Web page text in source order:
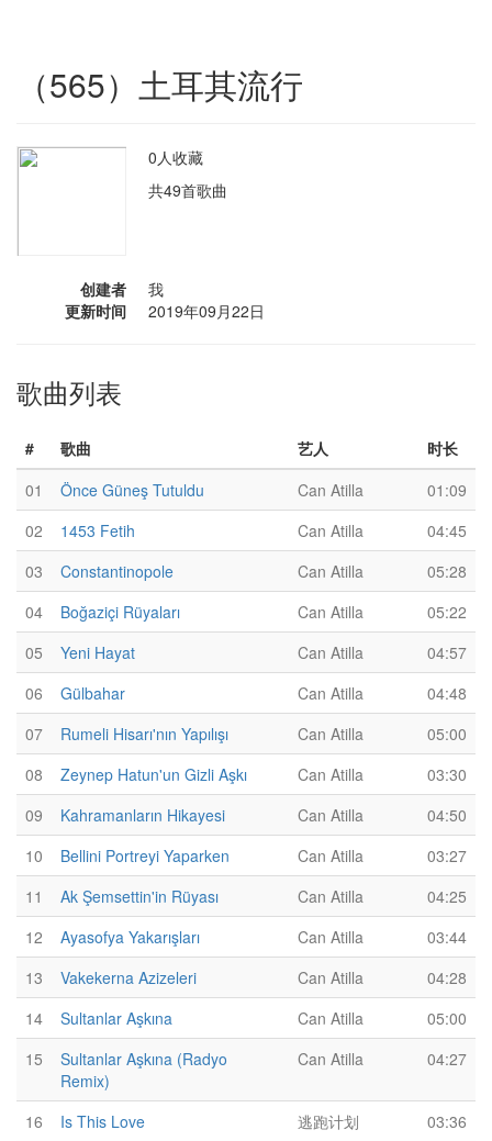
（565）土耳其流行
0人收藏
共49首歌曲
创建者
我
更新时间
2019年09月22日
歌曲列表
# 歌曲 艺人
时长
01
Önce Güneş Tutuldu Can Atilla
01:09
02
1453 Fetih Can Atilla
04:45
03
Constantinopole Can Atilla
05:28
04
Boğaziçi Rüyaları Can Atilla
05:22
05
Yeni Hayat Can Atilla
04:57
06
Gülbahar Can Atilla
04:48
07
Rumeli Hisarı'nın Yapılışı Can Atilla
05:00
08
Zeynep Hatun'un Gizli Aşkı Can Atilla
03:30
09
Kahramanların Hikayesi Can Atilla
04:50
10
Bellini Portreyi Yaparken Can Atilla
03:27
11
Ak Şemsettin'in Rüyası Can Atilla
04:25
12
Ayasofya Yakarışları Can Atilla
03:44
13
Vakekerna Azizeleri Can Atilla
04:28
14
Sultanlar Aşkına Can Atilla
05:00
15
Sultanlar Aşkına (Radyo
Remix)
Can Atilla 04:27
16 Is This Love 逃跑计划
03:36